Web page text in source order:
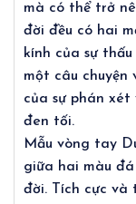
mà có thể trở
đời đều có hai
kính của sự
một câu chuyện
của sự phán xét
đen tối.
Mẫu vòng tay
giữa hai màu
đời. Tích cực và